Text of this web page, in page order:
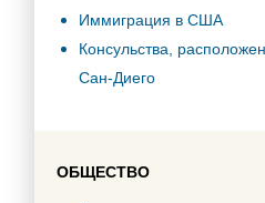
Иммиграция в США
Консульства,
Сан-Диего
ОБЩЕСТВО